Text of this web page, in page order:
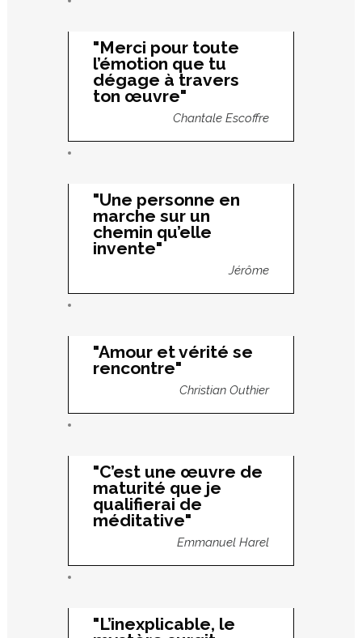
"Merci pour toute
l’émotion que tu
dégage à travers
ton œuvre"
Chantale Escoffre
"Une personne en
marche sur un
chemin qu’elle
invente"
Jérôme
"Amour et vérité se
rencontre"
Christian Outhier
"C’est une œuvre de
maturité que je
qualifierai de
méditative"
Emmanuel Harel
"L’inexplicable, le